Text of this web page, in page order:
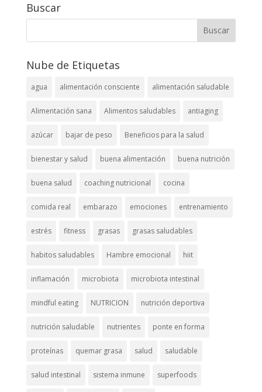
Buscar
Nube de Etiquetas
agua alimentación consciente alimentación saludable
Alimentación sana Alimentos saludables antiaging
azúcar bajar de peso Beneficios para la salud
bienestar y salud buena alimentación buena nutrición
buena salud coaching nutricional cocina
comida real embarazo emociones entrenamiento
estrés fitness grasas grasas saludables
habitos saludables Hambre emocional hiit
inflamación microbiota microbiota intestinal
mindful eating NUTRICION nutrición deportiva
nutrición saludable nutrientes ponte en forma
proteínas quemar grasa salud saludable
salud intestinal sistema inmune superfoods